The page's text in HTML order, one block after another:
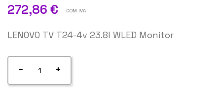
272,86 € COM IVA
LENOVO TV T24-4v 23.8I WLED Monitor